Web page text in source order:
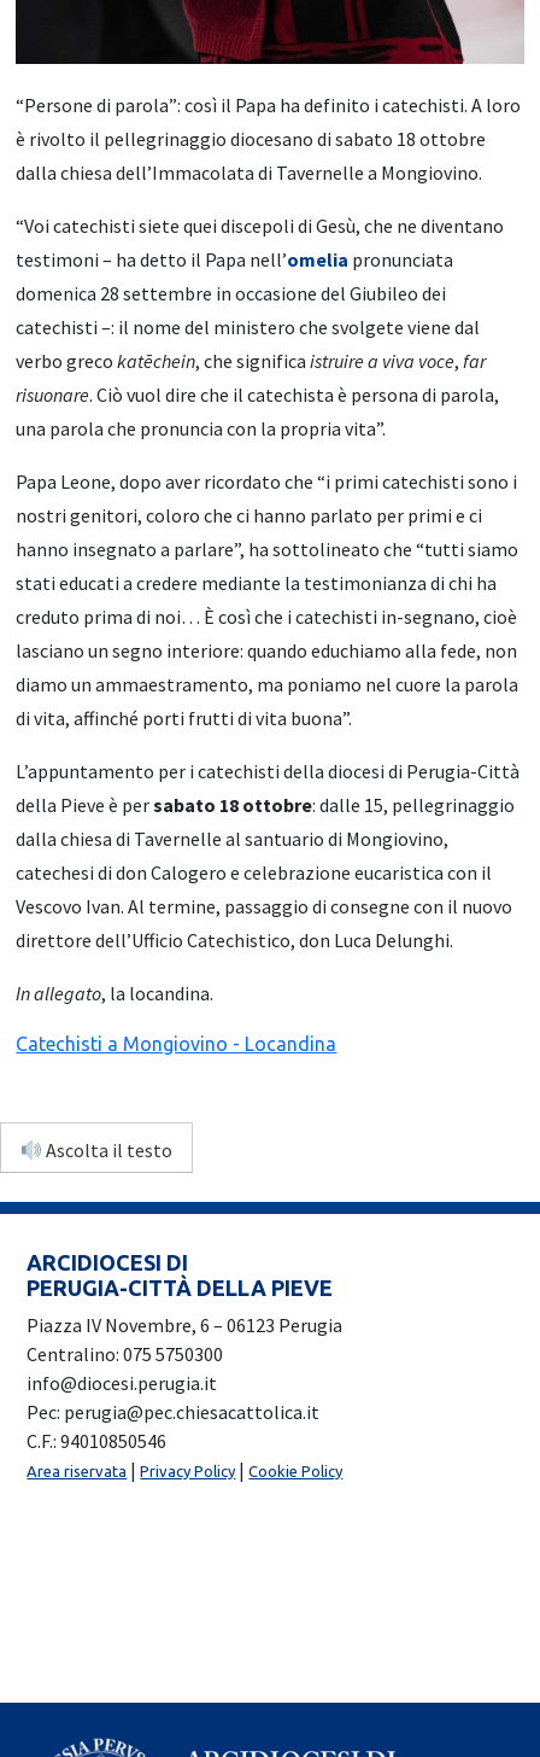
“Persone di parola”: così il Papa ha definito i catechisti. A loro
è rivolto il pellegrinaggio diocesano di sabato 18 ottobre
dalla chiesa dell’Immacolata di Tavernelle a Mongiovino.
“Voi catechisti siete quei discepoli di Gesù, che ne diventano
testimoni – ha detto il Papa nell’omelia pronunciata
domenica 28 settembre in occasione del Giubileo dei
catechisti –: il nome del ministero che svolgete viene dal
verbo grecokatēchein, che significaistruire a viva voce, far
risuonare. Ciò vuol dire che il catechista è persona di parola,
una parola che pronuncia con la propria vita”.
Papa Leone, dopo aver ricordato che “i primi catechisti sono i
nostri genitori, coloro che ci hanno parlato per primi e ci
hanno insegnato a parlare”, ha sottolineato che “tutti siamo
stati educati a credere mediante la testimonianza di chi ha
creduto prima di noi… È così che i catechisti in-segnano, cioè
lasciano un segno interiore: quando educhiamo alla fede, non
diamo un ammaestramento, ma poniamo nel cuore la parola
di vita, affinché porti frutti di vita buona”.
L’appuntamento per i catechisti della diocesi di Perugia-Città
della Pieve è persabato 18 ottobre: dalle 15, pellegrinaggio
dalla chiesa di Tavernelle al santuario di Mongiovino,
catechesi di don Calogero e celebrazione eucaristica con il
Vescovo Ivan. Al termine, passaggio di consegne con il nuovo
direttore dell’Ufficio Catechistico, don Luca Delunghi.
In allegato, la locandina.
Catechisti a Mongiovino - Locandina
Ascolta il testo
ARCIDIOCESI DI
PERUGIA-CITTÀ DELLA PIEVE
Piazza IV Novembre, 6 – 06123 Perugia
Centralino: 075 5750300
info@diocesi.perugia.it
Pec: perugia@pec.chiesacattolica.it
C.F.: 94010850546
Area riservata |Privacy Policy |Cookie Policy